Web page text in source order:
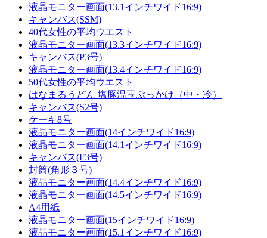
液晶モニター画面(13.1インチワイド16:9)
キャンバス(SSM)
40代女性の平均ウエスト
液晶モニター画面(13.3インチワイド16:9)
キャンバス(P3号)
液晶モニター画面(13.4インチワイド16:9)
50代女性の平均ウエスト
はなまるうどん 塩豚温玉ぶっかけ（中・冷）
キャンバス(S2号)
ケーキ8号
液晶モニター画面(14インチワイド16:9)
液晶モニター画面(14.1インチワイド16:9)
キャンバス(F3号)
封筒(角形３号)
液晶モニター画面(14.4インチワイド16:9)
液晶モニター画面(14.5インチワイド16:9)
A4用紙
液晶モニター画面(15インチワイド16:9)
液晶モニター画面(15.1インチワイド16:9)